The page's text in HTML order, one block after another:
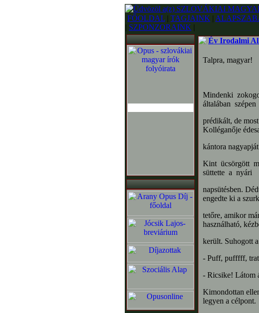
FŐOLDAL | TAGJAINK |
| SZPONZORAINK |
Év Irodalmi
Talpra, magyar!
Mindenki
általában szépen
prédikált, de
Kolléganője
kántora
Kint ücsörgött
süttette a nyári
napsütésben.
engedte ki a
tetőre, amikor
használható,
került. Suhogott
- Puff, pufffff,
- Ricsike! Látom
Kimondottan
legyen a célpont.